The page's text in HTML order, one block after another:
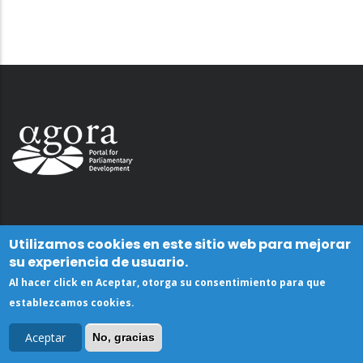
Utilizamos cookies en este sitio web para mejorar
su experiencia de usuario.
Al hacer click en Aceptar, otorga su consentimiento para que
establezcamos cookies.
Aceptar No, gracias